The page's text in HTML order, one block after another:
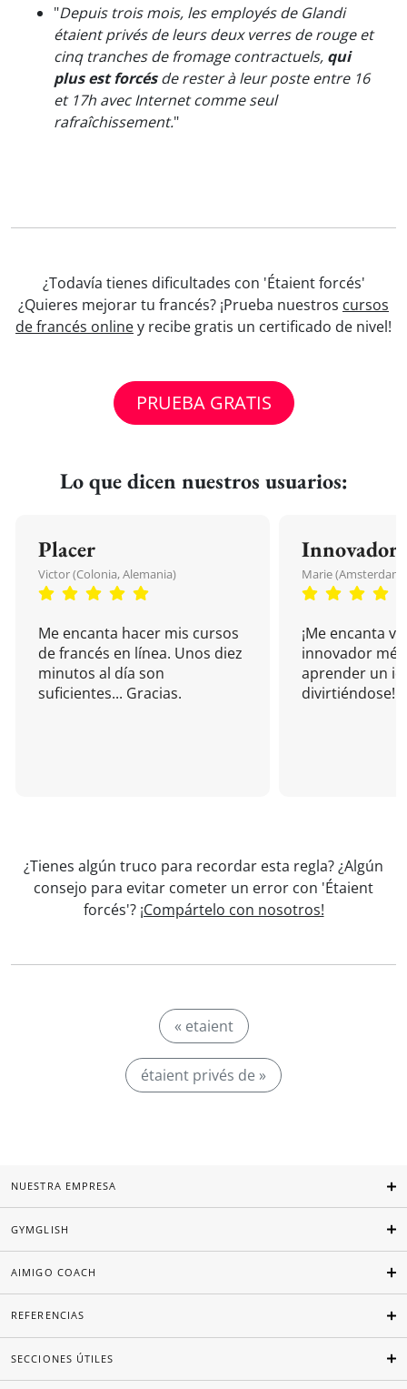
"Depuis trois mois, les employés de Glandi
étaient privés de leurs deux verres de rouge et
cinq tranches de fromage contractuels, qui
plus est forcésde rester à leur poste entre 16
et 17h avec Internet comme seul
rafraîchissement."
¿Todavía tienes dificultades con 'Étaient forcés'
¿Quieres mejorar tu francés? ¡Prueba nuestros cursos
de francés onliney recibe gratis un certificado de nivel!
PRUEBA GRATIS
Lo que dicen nuestros usuarios:
Placer
Victor (Colonia, Alemania)
Me encanta hacer mis cursos
de francés en línea. Unos diez
minutos al día son
suficientes... Gracias.
Innovador
Marie (Amsterdam,
¡Me encanta
innovador
aprender un
divirtiéndose!
¿Tienes algún truco para recordar esta regla? ¿Algún
consejo para evitar cometer un error con 'Étaient
forcés'? ¡Compártelo con nosotros!
« etaient
étaient privés de »
NUESTRA EMPRESA
GYMGLISH
AIMIGO COACH
REFERENCIAS
SECCIONES ÚTILES